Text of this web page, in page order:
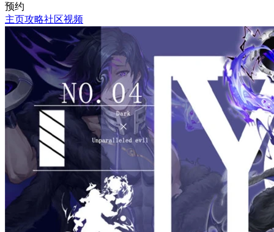
预约
主页攻略社区视频